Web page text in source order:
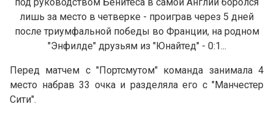
лишь за место в четверке - проиграв через 5 дней
после триумфальной победы во Франции, на родном
"Энфилде" друзьям из "Юнайтед" - 0:1...
Перед матчем с "Портсмутом" команда занимала 4
место набрав 33 очка и разделяла его с "Манчестер
Сити".